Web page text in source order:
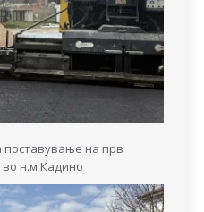
на прв
во н.м Кадино